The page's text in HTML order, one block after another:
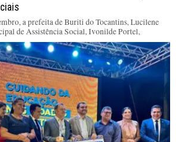
a prefeita de Buriti do Tocantins, Lucilene
de Assistência Social, Ivonilde Portel,